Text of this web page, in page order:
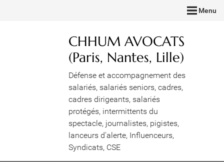
Menu
CHHUM AVOCATS
(Paris, Nantes, Lille)
Défense et accompagnement des
salariés, salariés seniors, cadres,
cadres dirigeants, salariés
protégés, intermittents du
spectacle, journalistes, pigistes,
lanceurs d'alerte, Influenceurs,
Syndicats, CSE